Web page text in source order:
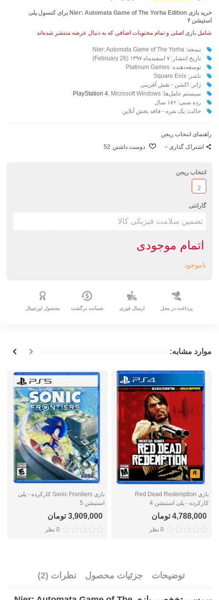
خرید بازی Nier: Automata Game of The Yorha Edition برای کنسول پلی
استیشن ۴
شامل بازی اصلی و تمام محتویات اضافی که به دنبال عرضه منتشر شده‌اند
نسخه: Nier: Automata Game of The Yorha
تاریخ انتشار: ۷ اسفندماه ۱۳۹۷ (26 February)
توسعه‌دهنده: Platinum Games
ناشر: Square Enix
ژانر: اکشن - نقش آفرینی
سیستم عامل‌ها:‌
PlayStation 4, Microsoft Windows
رده سنی: +۱۸ سال
حالت: یک نفره - فاقد بخش آنلاین
راهنمای انتخاب ریجن
اشتراک گذاری
دوست داشتن 52
انتخاب ریجن
2
گارانتی
اتمام موجودی
ناموجود
پرداخت در محل ارسال فوری ضمانت برگشت محصول اورجینال
موارد مشابه:
بازی Red Dead Redemption
کارکرده - پلی استیشن 4
4,788,000 تومان
0 نظر
بازی Sonic Frontiers کارکرده - پلی
استیشن 5
3,909,000 تومان
0 نظر
توضیحات جزئیات محصول نظرات (2)